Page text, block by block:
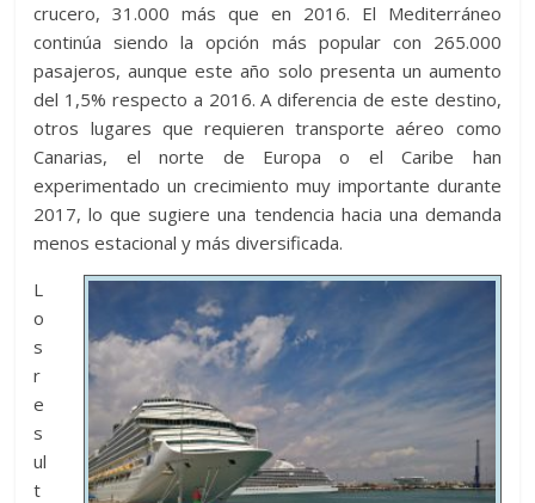
crucero, 31.000 más que en 2016. El Mediterráneo
continúa siendo la opción más popular con 265.000
pasajeros, aunque este año solo presenta un aumento
del 1,5% respecto a 2016. A diferencia de este destino,
otros lugares que requieren transporte aéreo como
Canarias, el norte de Europa o el Caribe han
experimentado un crecimiento muy importante durante
2017, lo que sugiere una tendencia hacia una demanda
menos estacional y más diversificada.
L
o
s
r
e
s
ul
t